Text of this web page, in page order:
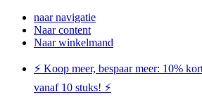
naar navigatie
Naar content
Naar winkelmand
⚡️ Koop meer, bespaar meer: ​​10%
vanaf 10 stuks! ⚡️